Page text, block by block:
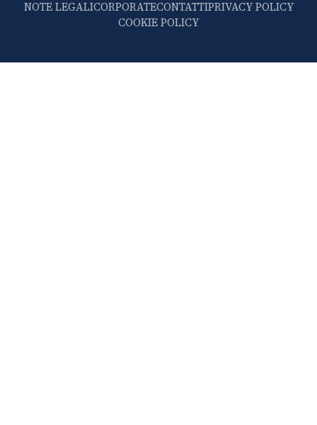
NOTE LEGALICORPORATECONTATTIPRIVACY POLICY
COOKIE POLICY